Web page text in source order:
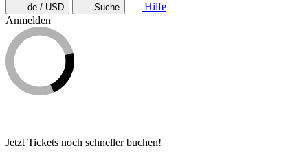
de / USD Suche
Hilfe
Anmelden
Jetzt Tickets noch schneller buchen!